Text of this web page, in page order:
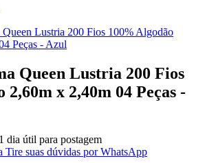
Queen Lustria 200 Fios 100% Algodão
Peças - Azul
Queen Lustria 200 Fios
2,60m x 2,40m 04 Peças -
1 dia útil para postagem
Tire suas dúvidas por WhatsApp